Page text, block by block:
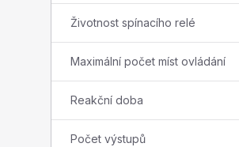
Životnost spínacího relé
Maximální počet míst ovládání
Reakční doba
Počet výstupů